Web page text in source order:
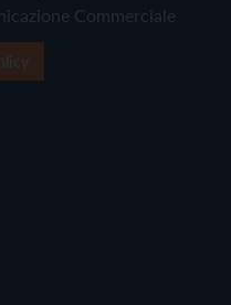
Commerciale